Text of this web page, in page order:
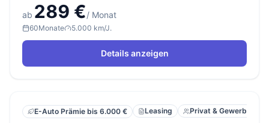
ab 289 €/ Monat
60Monate 5.000 km/J.
Details anzeigen
E-Auto Prämie bis 6.000 € Leasing Privat & Gewerbe